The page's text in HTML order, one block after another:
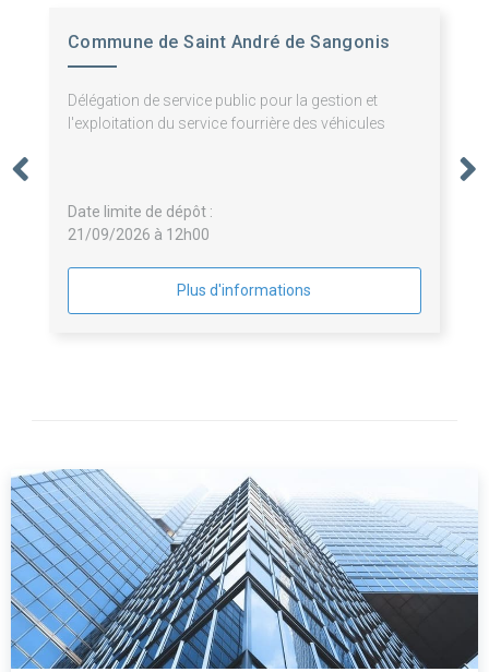
Commune de Saint André de Sangonis
Délégation de service public pour la gestion et
l'exploitation du service fourrière des véhicules
Date limite de dépôt :
21/09/2026 à 12h00
Plus d'informations